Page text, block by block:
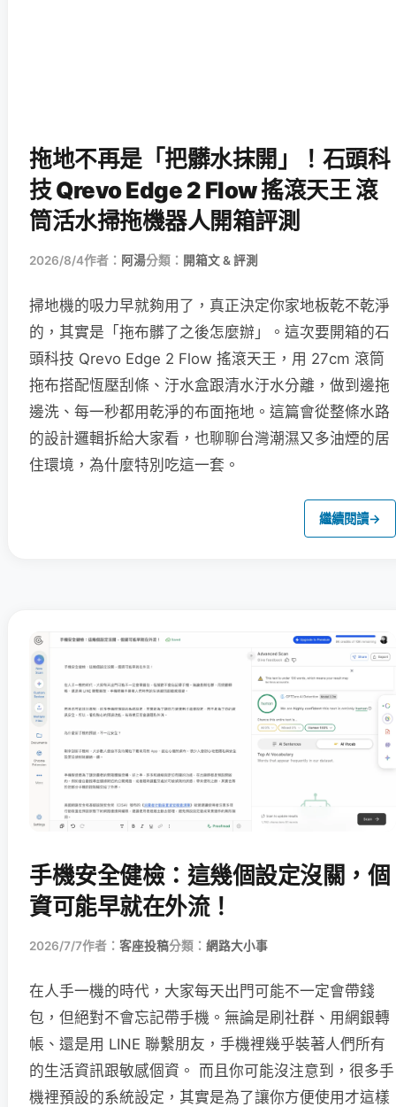
拖地不再是「把髒水抹開」！石頭科
技 Qrevo Edge 2 Flow 搖滾天王 滾
筒活水掃拖機器人開箱評測
2026/8/4作者： 阿湯分類： 開箱文 & 評測
掃地機的吸力早就夠用了，真正決定你家地板乾不乾淨
的，其實是「拖布髒了之後怎麼辦」。這次要開箱的石
頭科技 Qrevo Edge 2 Flow 搖滾天王，用 27cm 滾筒
拖布搭配恆壓刮條、汙水盒跟清水汙水分離，做到邊拖
邊洗、每一秒都用乾淨的布面拖地。這篇會從整條水路
的設計邏輯拆給大家看，也聊聊台灣潮濕又多油煙的居
住環境，為什麼特別吃這一套。
繼續閱讀→
手機安全健檢：這幾個設定沒關，個
資可能早就在外流！
2026/7/7作者： 客座投稿分類： 網路大小事
在人手一機的時代，大家每天出門可能不一定會帶錢
包，但絕對不會忘記帶手機。無論是刷社群、用網銀轉
帳、還是用 LINE 聯繫朋友，手機裡幾乎裝著人們所有
的生活資訊跟敏感個資。 而且你可能沒注意到，很多手
機裡預設的系統設定，其實是為了讓你方便使用才這樣